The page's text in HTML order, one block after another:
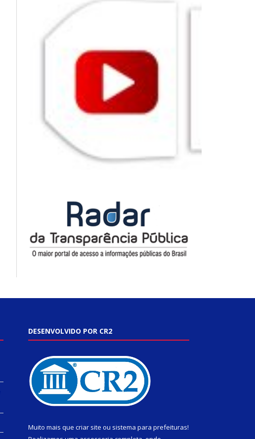
DESENVOLVIDO POR CR2
Muito mais que criar site ou sistema para prefeituras!